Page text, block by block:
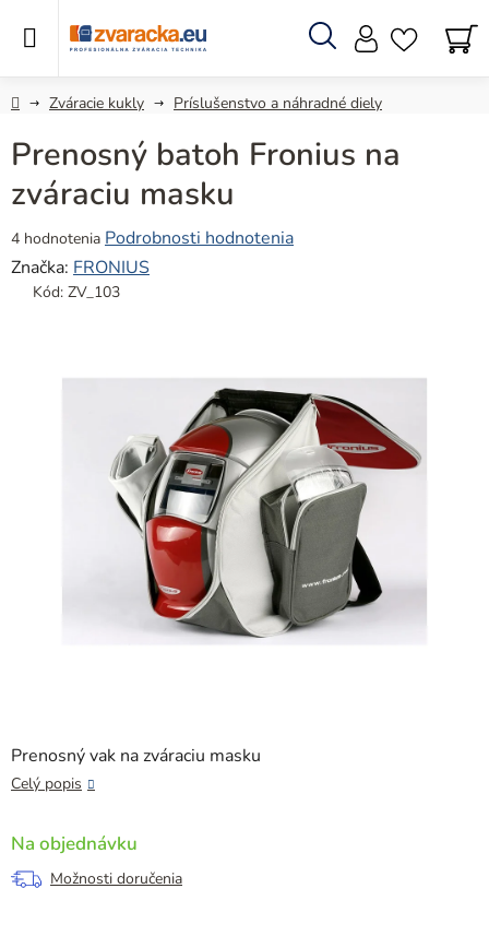
Hľadať
DomovZváracie kukly Príslušenstvo a náhradné diely
Prenosný vak na zváraciu masku
Celý popis
Na objednávku
Možnosti doručenia
Prenosný batoh Fronius na
zváraciu masku
Priemerné
hodnotenie
produktu
4 hodnotenia Podrobnosti hodnotenia
Značka: FRONIUS
Kód: ZV_103